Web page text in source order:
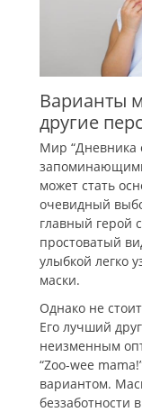
Варианты
другие
Мир “Дневника
может стать
очевидный
главный герой
простоватый
улыбкой легко
маски.
Однако не
Его лучший
неизменным
“Zoo-wee
вариантом.
беззаботности